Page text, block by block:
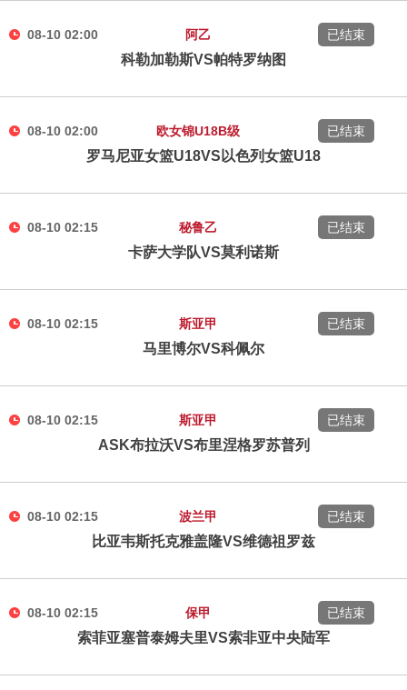
08-10 02:00 阿乙
科勒加勒斯VS帕特罗纳图
已结束
08-10 02:00 欧女锦U18B级
罗马尼亚女篮U18VS以色列女篮U18
已结束
08-10 02:15 秘鲁乙
卡萨大学队VS莫利诺斯
已结束
08-10 02:15 斯亚甲
马里博尔VS科佩尔
已结束
08-10 02:15 斯亚甲
ASK布拉沃VS布里涅格罗苏普列
已结束
08-10 02:15 波兰甲
比亚韦斯托克雅盖隆VS维德祖罗兹
已结束
08-10 02:15 保甲
索菲亚塞普泰姆夫里VS索非亚中央陆军
已结束